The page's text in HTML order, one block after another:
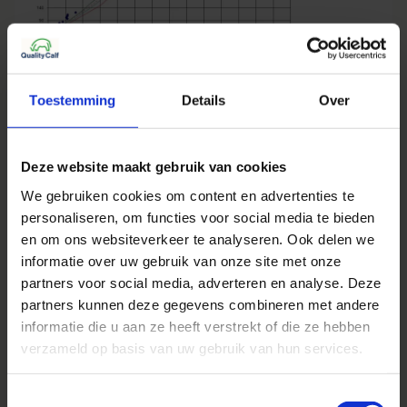
Toestemming Details Over
Deze website maakt gebruik van cookies
We gebruiken cookies om content en advertenties te
personaliseren, om functies voor social media te bieden
en om ons websiteverkeer te analyseren. Ook delen we
informatie over uw gebruik van onze site met onze
partners voor social media, adverteren en analyse. Deze
partners kunnen deze gegevens combineren met andere
informatie die u aan ze heeft verstrekt of die ze hebben
verzameld op basis van uw gebruik van hun services.
“Dankzij de begeleiding van Anne zijn er punten
mooie stappen maken richting een optimale
kalveropfok,” aldus Tom en Marjo.
Bent u benieuwd waar voor u winst te behalen
valt in de kalveropfok? Onze jongveespecialisten
komen graag bij u langs voor een vrijblijvend
keukentafelgesprek. Neem gerustcontactmet
ons op om een afspraak te plannen. Wie weet
zijn bovenstaande groeiresultaten dan